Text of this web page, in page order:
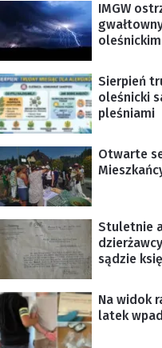
IMGW
oleśnickim
Sierpień
oleśnicki
pleśniami
Otwarte
Stuletnie
sądzie
Na widok
latek